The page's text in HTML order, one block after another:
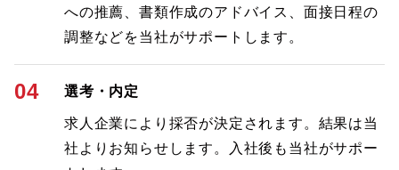
への推薦、書類作成のアドバイス、面接日程の
調整などを当社がサポートします。
04 選考・内定
求人企業により採否が決定されます。結果は当
社よりお知らせします。入社後も当社がサポー